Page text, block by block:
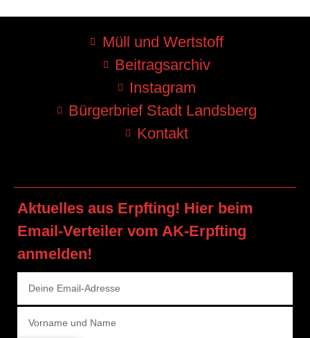
Müll und Wertstoff
Beitragsarchiv
Instagram
Bürgerbrief Stadt Landsberg
Kontakt
Aktuelles aus Erpfting! Hier beim
Email-Verteiler vom AK-Erpfting
anmelden!